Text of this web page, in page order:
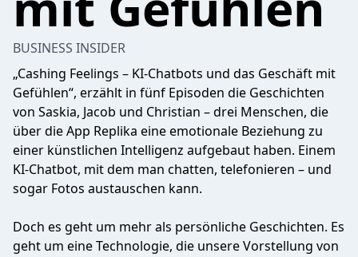
BUSINESS INSIDER
„Cashing Feelings – KI-Chatbots und das Geschäft mit
Gefühlen“, erzählt in fünf Episoden die Geschichten
von Saskia, Jacob und Christian – drei Menschen, die
über die App Replika eine emotionale Beziehung zu
einer künstlichen Intelligenz aufgebaut haben. Einem
KI-Chatbot, mit dem man chatten, telefonieren – und
sogar Fotos austauschen kann.
Doch es geht um mehr als persönliche Geschichten. Es
geht um eine Technologie, die unsere Vorstellung von